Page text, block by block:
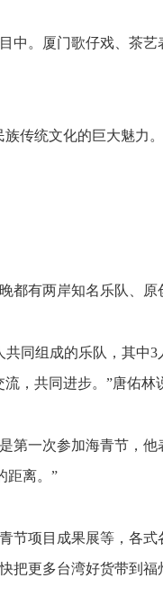
中。厦门歌仔戏、茶
传统文化的巨大魅力
都有两岸知名乐队、
同组成的乐队，其中
，共同进步。”唐佑林
第一次参加海青节，
距离。”
节项目成果展等，各
把更多台湾好货带到福